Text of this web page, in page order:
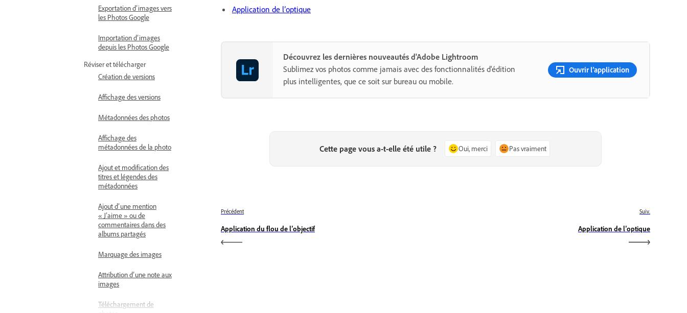
Exportation d’images vers
les Photos Google
Importation d’images
depuis les Photos Google
Réviser et télécharger
Création de versions
Affichage des versions
Métadonnées des photos
Affichage des
métadonnées de la photo
Ajout et modification des
titres et légendes des
métadonnées
Ajout d’une mention
« J’aime » ou de
commentaires dans des
albums partagés
Marquage des images
Attribution d’une note aux
images
Téléchargement de
Application de l’optique
Découvrez les dernières nouveautés d'Adobe Lightroom
Sublimez vos photos comme jamais avec des fonctionnalités d'édition
plus intelligentes, que ce soit sur bureau ou mobile.
Ouvrir l’application
Cette page vous a-t-elle été utile ? Oui, merci Pas vraiment
Précédent
Application du flou de l’objectif
Suiv.
Application de l’optique